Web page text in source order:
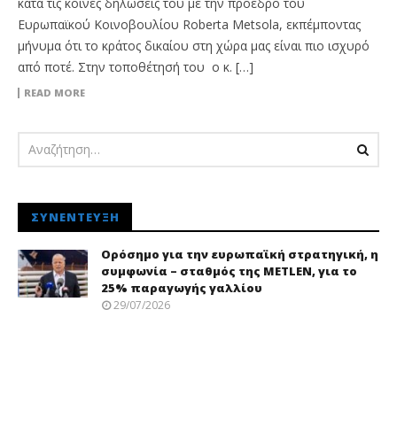
Ευρωπαϊκού Κοινοβουλίου Roberta Metsola, εκπέμποντας
μήνυμα ότι το κράτος δικαίου στη χώρα μας είναι πιο ισχυρό
από ποτέ. Στην τοποθέτησή του ο κ. […]
READ MORE
ΣΥΝΈΝΤΕΥΞΗ
Ορόσημο για την ευρωπαϊκή στρατηγική, η
συμφωνία – σταθμός της METLEN, για το
25% παραγωγής γαλλίου
29/07/2026